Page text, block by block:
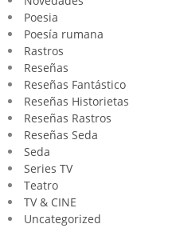
Poesia
Poesía rumana
Rastros
Reseñas
Reseñas Fantástico
Reseñas Historietas
Reseñas Rastros
Reseñas Seda
Seda
Series TV
Teatro
TV & CINE
Uncategorized